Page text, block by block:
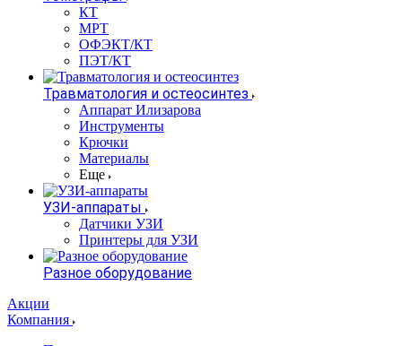
КТ
МРТ
ОФЭКТ/КТ
ПЭТ/КТ
Травматология и остеосинтез
Аппарат Илизарова
Инструменты
Крючки
Материалы
Еще
УЗИ-аппараты
Датчики УЗИ
Принтеры для УЗИ
Разное оборудование
Акции
Компания